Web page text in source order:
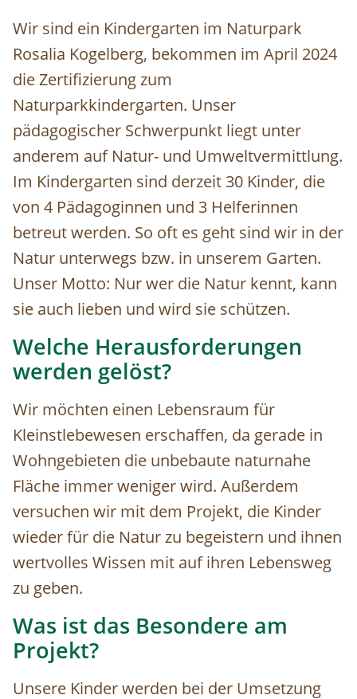
Wir sind ein Kindergarten im Naturpark
Rosalia Kogelberg, bekommen im April 2024
die Zertifizierung zum
Naturparkkindergarten. Unser
pädagogischer Schwerpunkt liegt unter
anderem auf Natur- und Umweltvermittlung.
Im Kindergarten sind derzeit 30 Kinder, die
von 4 Pädagoginnen und 3 Helferinnen
betreut werden. So oft es geht sind wir in der
Natur unterwegs bzw. in unserem Garten.
Unser Motto: Nur wer die Natur kennt, kann
sie auch lieben und wird sie schützen.
Welche Herausforderungen
werden gelöst?
Wir möchten einen Lebensraum für
Kleinstlebewesen erschaffen, da gerade in
Wohngebieten die unbebaute naturnahe
Fläche immer weniger wird. Außerdem
versuchen wir mit dem Projekt, die Kinder
wieder für die Natur zu begeistern und ihnen
wertvolles Wissen mit auf ihren Lebensweg
zu geben.
Was ist das Besondere am
Projekt?
Unsere Kinder werden bei der Umsetzung